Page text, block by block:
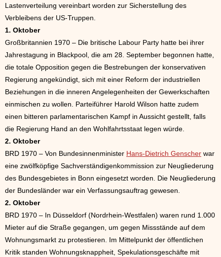
Lastenverteilung vereinbart worden zur Sicherstellung des
Verbleibens der US-Truppen.
1. Oktober
Großbritannien 1970 – Die britische Labour Party hatte bei ihrer
Jahrestagung in Blackpool, die am 28. September begonnen hatte,
die totale Opposition gegen die Bestrebungen der konservativen
Regierung angekündigt, sich mit einer Reform der industriellen
Beziehungen in die inneren Angelegenheiten der Gewerkschaften
einmischen zu wollen. Parteiführer Harold Wilson hatte zudem
einen bitteren parlamentarischen Kampf in Aussicht gestellt, falls
die Regierung Hand an den Wohlfahrtsstaat legen würde.
2. Oktober
BRD 1970 – Von Bundesinnenminister Hans-Dietrich Genscher war
eine zwölfköpfige Sachverständigenkommission zur Neugliederung
des Bundesgebietes in Bonn eingesetzt worden. Die Neugliederung
der Bundesländer war ein Verfassungsauftrag gewesen.
2. Oktober
BRD 1970 – In Düsseldorf (Nordrhein-Westfalen) waren rund 1.000
Mieter auf die Straße gegangen, um gegen Missstände auf dem
Wohnungsmarkt zu protestieren. Im Mittelpunkt der öffentlichen
Kritik standen Wohnungsknappheit, Spekulationsgeschäfte mit